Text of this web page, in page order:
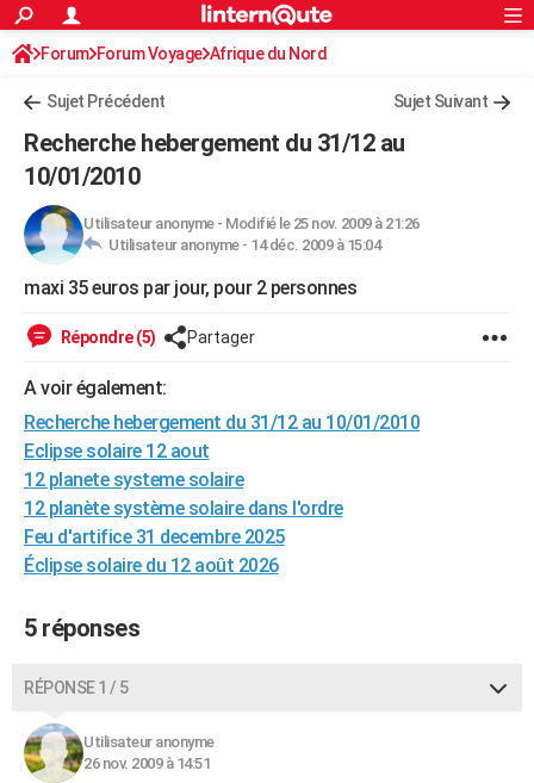
ACTUALITÉS
Politique
Société
Faits Divers
Education
Monde
Villes
+
Programme TV
TNTStreaming
Cinéma
Sorties cinéma
Musique
+FINANCE
Retraite
Impôts
Epargne
Immobilier
Risques naturels par ville
Banque
Assurance
Crédit
AUTO
Essais
Réserver un essai
Citadines
Berlines
SUV
Forum auto
HIGH-TECH
Guides de France
Escapades
Patrimoine
Expositions
Musées
Week-end nature
+LIFESTYLE
Art de vivre
Bien-être
Loisirs
Mode
Modes de vie
SANTE
Alimentation
Guide de la santé
Maladies
Médicaments
Sommeil
VOYAGE
Destinations
City break
Voyage nature
Voyage de noces
Forum
Climat
+PHOTO
Carte de Noël
Carte Bonne année
Carte Saint-Valentin
Carte Pâques
Carte d'anniversaire
DICTIONNAIRE
S'inscrire
Connexion
Forum Forum Voyage Afrique du Nord
Sujet Précédent Sujet Suivant
Recherche hebergement du 31/12 au
10/01/2010
Utilisateur anonyme- Modifié le 25 nov. 2009 à 21:26
Utilisateur anonyme - 14 déc. 2009 à 15:04
maxi 35 euros par jour, pour 2 personnes
Répondre (5) Partager
A voir également:
Recherche hebergement du 31/12 au 10/01/2010
Eclipse solaire 12 aout
12 planete systeme solaire
12 planète système solaire dans l'ordre
Feu d'artifice 31 decembre 2025
Éclipse solaire du 12 août 2026
5 réponses
RÉPONSE 1 / 5
Utilisateur anonyme
26 nov. 2009 à 14:51